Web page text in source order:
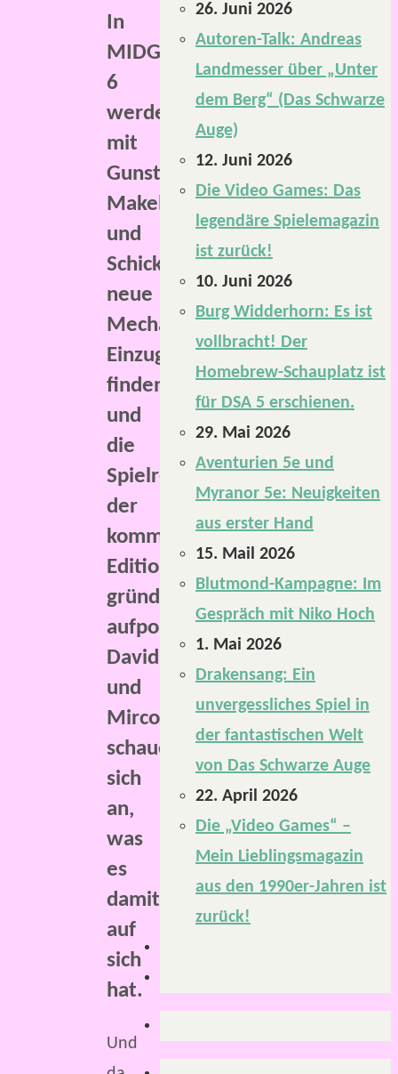
In
MIDGARD
6
werden
mit
Gunst,
Makel
und
Schicksalsmünzen
neue
Mechanismen
Einzug
finden
und
die
Spielregeln
der
kommenden
Edition
gründlich
aufpolieren.
David
und
Mirco
schauen
sich
an,
was
es
damit
auf
sich
hat.
Und
26. Juni 2026
Autoren-Talk: Andreas
Landmesser über „Unter
dem Berg“ (Das Schwarze
Auge)
12. Juni 2026
Die Video Games: Das
legendäre Spielemagazin
ist zurück!
10. Juni 2026
Burg Widderhorn: Es ist
vollbracht! Der
Homebrew-Schauplatz ist
für DSA 5 erschienen.
29. Mai 2026
Aventurien 5e und
Myranor 5e: Neuigkeiten
aus erster Hand
15. Mail 2026
Blutmond-Kampagne: Im
Gespräch mit Niko Hoch
1. Mai 2026
Drakensang: Ein
unvergessliches Spiel in
der fantastischen Welt
von Das Schwarze Auge
22. April 2026
Die „Video Games“ –
Mein Lieblingsmagazin
aus den 1990er-Jahren ist
zurück!